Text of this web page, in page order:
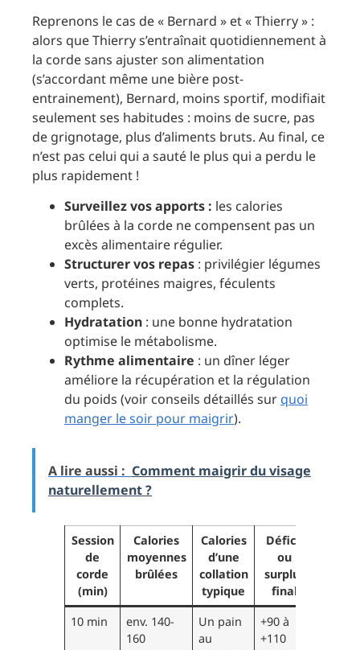
Reprenons le cas de « Bernard » et « Thierry » :
alors que Thierry s’entraînait quotidiennement à
la corde sans ajuster son alimentation
(s’accordant même une bière post-
entrainement), Bernard, moins sportif, modifiait
seulement ses habitudes : moins de sucre, pas
de grignotage, plus d’aliments bruts. Au final, ce
n’est pas celui qui a sauté le plus qui a perdu le
plus rapidement !
Surveillez vos apports : les calories
brûlées à la corde ne compensent pas un
excès alimentaire régulier.
Structurer vos repas : privilégier légumes
verts, protéines maigres, féculents
complets.
Hydratation : une bonne hydratation
optimise le métabolisme.
Rythme alimentaire : un dîner léger
améliore la récupération et la régulation
du poids (voir conseils détaillés sur quoi
manger le soir pour maigrir).
A lire aussi : Comment maigrir du visage
naturellement ?
Session
de
corde
(min)
Calories
moyennes
brûlées
Calories
d’une
collation
typique
Déficit
ou
surplus
final
10 min
env. 140-
160
Un pain
au
+90 à
+110